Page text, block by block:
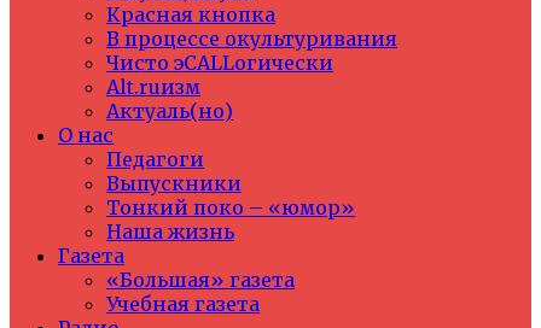
Красная кнопка
В процессе окультуривания
Чисто эCALLогически
Alt.ruизм
Актуаль(но)
О нас
Педагоги
Выпускники
Тонкий поко – «юмор»
Наша жизнь
Газета
«Большая» газета
Учебная газета